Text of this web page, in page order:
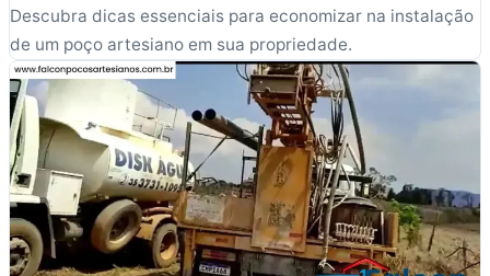
Descubra dicas essenciais para economizar na instalação
de um poço artesiano em sua propriedade.